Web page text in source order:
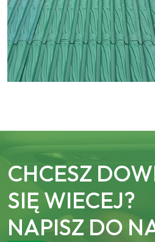
CHCESZ
SIĘ WIECEJ?
NAPISZ DO